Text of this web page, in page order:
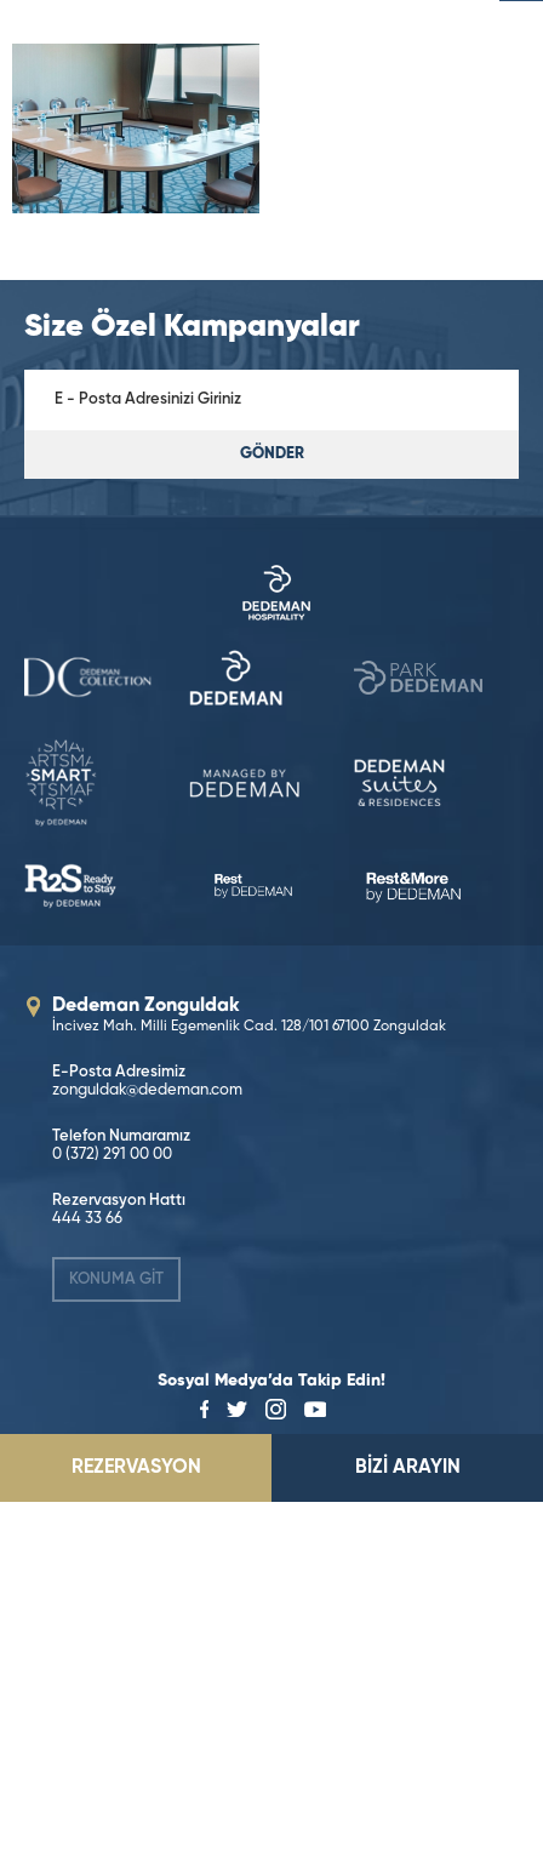
Size Özel Kampanyalar
GÖNDER
Dedeman Zonguldak
İncivez Mah. Milli Egemenlik Cad. 128/101 67100 Zonguldak
E-Posta Adresimiz
zonguldak@dedeman.com
Telefon Numaramız
0 (372) 291 00 00
Rezervasyon Hattı
444 33 66
KONUMA GİT
Sosyal Medya’da Takip Edin!
REZERVASYON BİZİ ARAYIN